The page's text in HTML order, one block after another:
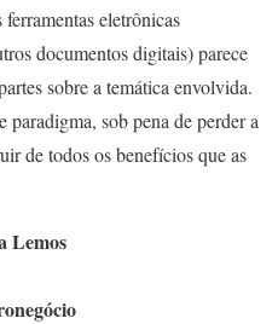
eletrônicas
documentos digitais) parece
sobre a temática envolvida.
paradigma, sob pena de perder a
de todos os benefícios que as
Lemos